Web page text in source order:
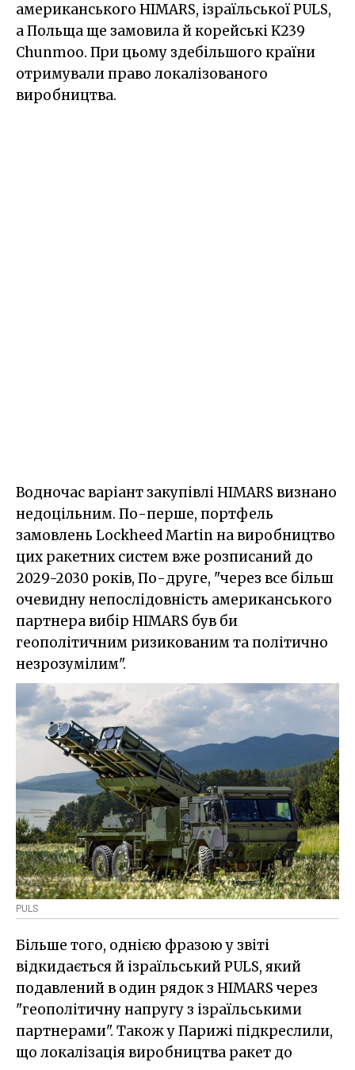
американського HIMARS, ізраїльської PULS,
а Польща ще замовила й корейські K239
Chunmoo. При цьому здебільшого країни
отримували право локалізованого
виробництва.
Водночас варіант закупівлі HIMARS визнано
недоцільним. По-перше, портфель
замовлень Lockheed Martin на виробництво
цих ракетних систем вже розписаний до
2029-2030 років, По-друге, "через все більш
очевидну непослідовність американського
партнера вибір HIMARS був би
геополітичним ризикованим та політично
незрозумілим".
PULS
Більше того, однією фразою у звіті
відкидається й ізраїльський PULS, який
подавлений в один рядок з HIMARS через
"геополітичну напругу з ізраїльськими
партнерами". Також у Парижі підкреслили,
що локалізація виробництва ракет до